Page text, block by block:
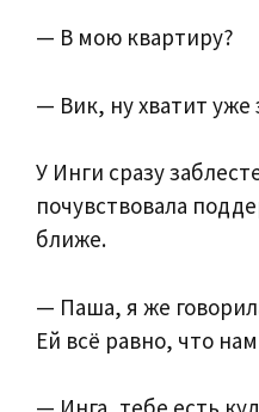
— В мою квартиру?
— Вик, ну хватит уже
У Инги сразу
почувствовала
ближе.
— Паша, я же
Ей всё равно, что